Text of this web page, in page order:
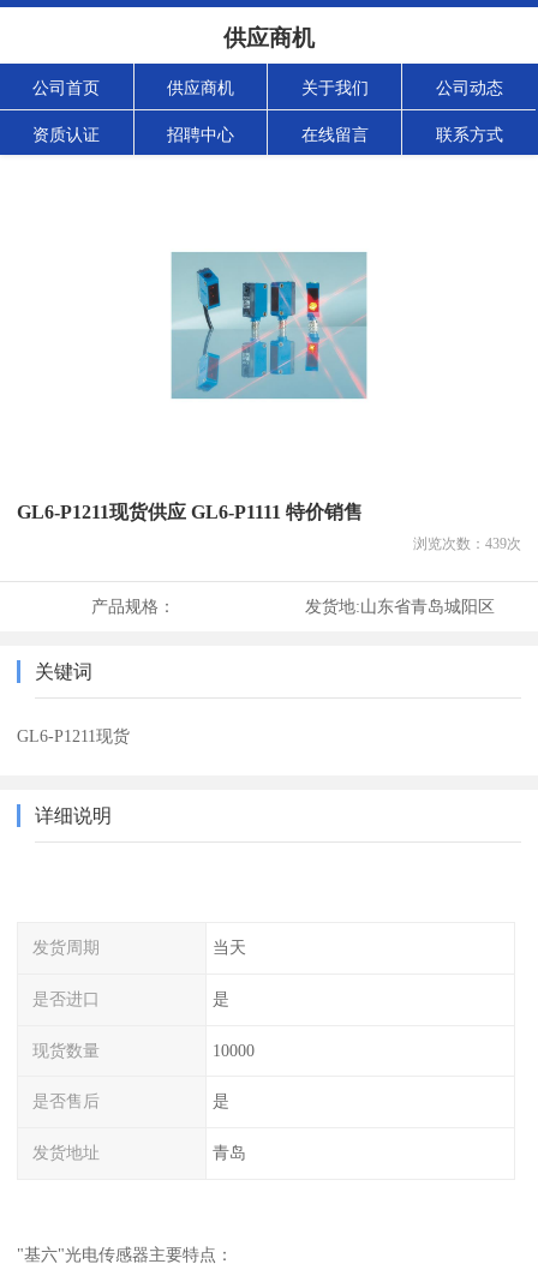
供应商机
公司首页 供应商机 关于我们 公司动态
资质认证 招聘中心 在线留言 联系方式
GL6-P1211现货供应 GL6-P1111 特价销售
浏览次数： 439次
产品规格： 发货地:山东省青岛城阳区
关键词
GL6-P1211现货
详细说明
发货周期 当天
是否进口 是
现货数量 10000
是否售后 是
发货地址 青岛
"基六"光电传感器主要特点：